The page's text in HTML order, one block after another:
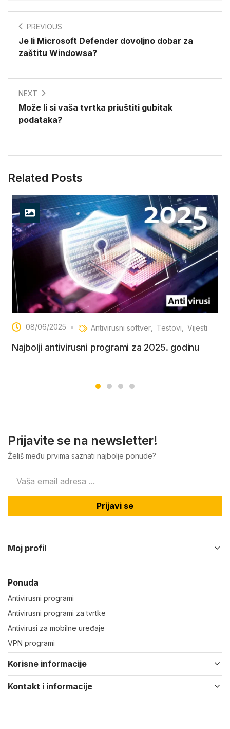
PREVIOUS
Je li Microsoft Defender dovoljno dobar za
zaštitu Windowsa?
NEXT
Može li si vaša tvrtka priuštiti gubitak
podataka?
Related Posts
08/06/2025 Antivirusni softver Testovi Vijesti
Najbolji antivirusni programi za 2025. godinu
Prijavite se na newsletter!
Želiš među prvima saznati najbolje ponude?
Prijavi se
Moj profil
Ponuda
Antivirusni programi
Antivirusni programi za tvrtke
Antivirusi za mobilne uređaje
VPN programi
Korisne informacije
Kontakt i informacije